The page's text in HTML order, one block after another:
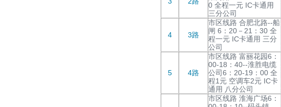
0 全程一元 IC卡通用
三分公司
4 3路
市区线路 合肥北路--船
闸 6：20－21：30 全
程一元 IC卡通用 三分
公司
5 4路
市区线路 富丽花园6：
00-18：40--淮胜电缆
公司6：20-19：00 全
程1元 空调车2元 IC卡
通用 八分公司
市区线路 淮海广场6：